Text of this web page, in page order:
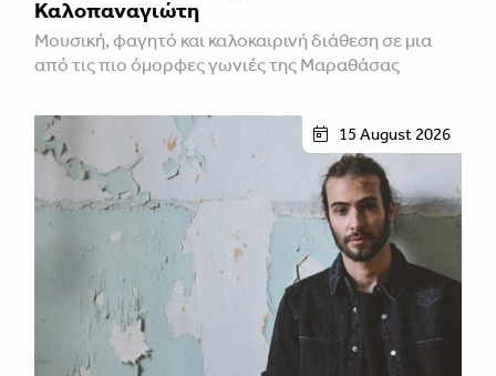
Καλοπαναγιώτη
Μουσική, φαγητό και καλοκαιρινή διάθεση σε μια
από τις πιο όμορφες γωνιές της Μαραθάσας
15 August 2026